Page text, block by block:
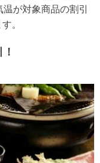
が対象商品の割引
。